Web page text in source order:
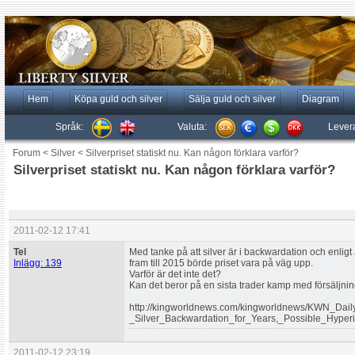
Hem Köpa guld och silver Sälja guld och silver Diagram
Språk: Valuta:
Forum < Silver < Silverpriset statiskt nu. Kan någon förklara varför?
Silverpriset statiskt nu. Kan någon förklara varför?
2011-02-12 17:41
Tel
Inlägg: 139
Med tanke på att silver är i backwardation och
fram till 2015 börde priset vara på väg upp.
Varför är det inte det?
Kan det beror på en sista trader kamp med
http://kingworldnews.com/kingworldnews/
2011-02-12 23:19